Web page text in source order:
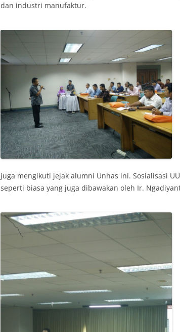
dan industri manufaktur.
juga mengikuti jejak alumni Unhas ini. Sosialisasi
seperti biasa yang juga dibawakan oleh Ir.